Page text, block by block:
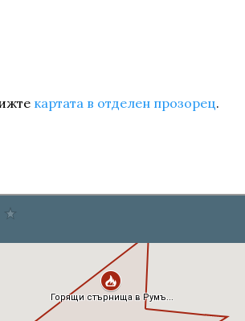
картата в отделен прозорец.